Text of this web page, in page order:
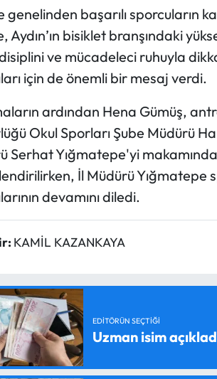
genelinden başarılı sporcuların
Aydın’ın bisiklet branşındaki
ve mücadeleci ruhuyla
için de önemli bir mesaj verdi.
ardından Hena Gümüş,
Okul Sporları Şube Müdürü
Serhat Yığmatepe'yi
İl Müdürü
devamını diledi.
KAMİL KAZANKAYA
EDITÖRÜN SEÇTIĞI
Uzman isim